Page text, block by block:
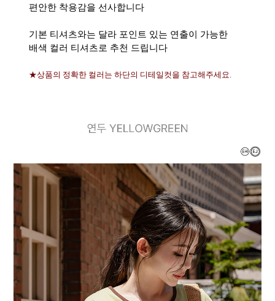
편안한 착용감을 선사합니다
기본 티셔츠와는 달라 포인트 있는 연출이 가능한
배색 컬러 티셔츠로 추천 드립니다
★상품의 정확한 컬러는 하단의 디테일컷을 참고해주세요.